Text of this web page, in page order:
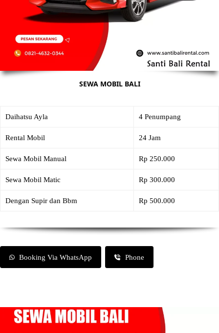
SEWA MOBIL BALI
Daihatsu Ayla 4 Penumpang
Rental Mobil 24 Jam
Sewa Mobil Manual Rp 250.000
Sewa Mobil Matic Rp 300.000
Dengan Supir dan Bbm Rp 500.000
Booking Via WhatsApp Phone